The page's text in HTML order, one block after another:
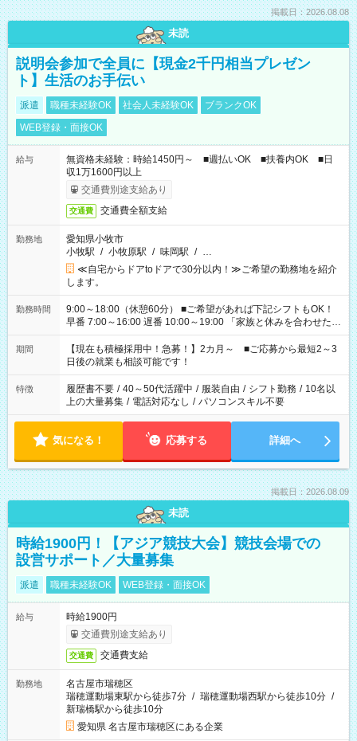
掲載日：2026.08.08
未読
説明会参加で全員に【現金2千円相当プレゼン
ト】生活のお手伝い
派遣 職種未経験OK 社会人未経験OK
ブランクOK
WEB登録・面接OK
給与
無資格未経験：時給1450円～ ■週払いOK ■扶養内OK ■日
収1万1600円以上
交通費別途支給あり
交通費 交通費全額支給
勤務地
愛知県小牧市
小牧駅 / 小牧原駅 / 味岡駅 / …
≪自宅からドアtoドアで30分以内！≫ご希望の勤務地を紹介
します。
勤務時間
9:00～18:00（休憩60分） ■ご希望があれば下記シフトもOK！
早番 7:00～16:00 遅番 10:00～19:00 「家族と休みを合わせた
い」 「余裕を持って夕飯の準備がしたい」 「できれば残業はし
たくない」 など、ご希望を教えてくださいね。 ※Wワーク希望
の方へ 今ご覧のお仕事で希望する勤務時間と、もう1つのお仕事
の勤務時間。 合計で週40時間を超える場合は応募できません。
期間
【現在も積極採用中！急募！】2カ月～ ■ご応募から最短2～3
日後の就業も相談可能です！
特徴 履歴書不要 / 40～50代活躍中 / 服装自由 / シフト勤務 / 10名以
上の大量募集 / 電話対応なし / パソコンスキル不要
気になる！ 応募する 詳細へ
掲載日：2026.08.09
未読
時給1900円！【アジア競技大会】競技会場での
設営サポート／大量募集
派遣 職種未経験OK WEB登録・面接OK
給与
時給1900円
交通費別途支給あり
交通費 交通費支給
勤務地
名古屋市瑞穂区
瑞穂運動場東駅から徒歩7分 / 瑞穂運動場西駅から徒歩10分 /
新瑞橋駅から徒歩10分
愛知県 名古屋市瑞穂区にある企業